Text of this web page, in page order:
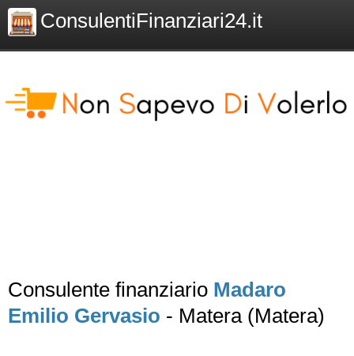
ConsulentiFinanziari24.it
Consulente finanziario Madaro
Emilio Gervasio - Matera (Matera)